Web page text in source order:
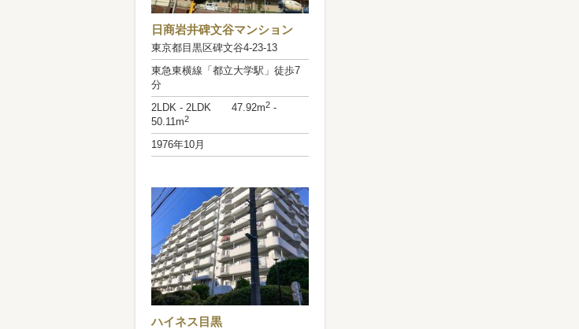
日商岩井碑文谷マンション
東京都目黒区碑文谷4-23-13
東急東横線「都立大学駅」徒歩7
分
2LDK - 2LDK 47.92m2 -
50.11m2
1976年10月
ハイネス目黒